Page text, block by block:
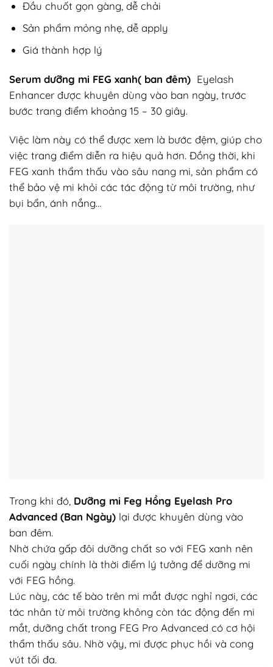
Đầu chuốt gọn gàng, dễ chải
Sản phẩm mỏng nhẹ, dễ apply
Giá thành hợp lý
Serum dưỡng mi FEG xanh( ban đêm) Eyelash
Enhancer được khuyên dùng vào ban ngày, trước
bước trang điểm khoảng 15 – 30 giây.
Việc làm này có thể được xem là bước đệm, giúp cho
việc trang điểm diễn ra hiệu quả hơn. Đồng thời, khi
FEG xanh thẩm thấu vào sâu nang mi, sản phẩm có
thể bảo vệ mi khỏi các tác động từ môi trường, như
bụi bẩn, ánh nắng…
Trong khi đó, Dưỡng mi Feg Hồng Eyelash Pro
Advanced (Ban Ngày) lại được khuyên dùng vào
ban đêm.
Nhờ chứa gấp đôi dưỡng chất so với FEG xanh nên
cuối ngày chính là thời điểm lý tưởng để dưỡng mi
với FEG hồng.
Lúc này, các tế bào trên mi mắt được nghỉ ngơi, các
tác nhân từ môi trường không còn tác động đến mi
mắt, dưỡng chất trong FEG Pro Advanced có cơ hội
thẩm thấu sâu. Nhờ vậy, mi được phục hồi và cong
vút tối đa.